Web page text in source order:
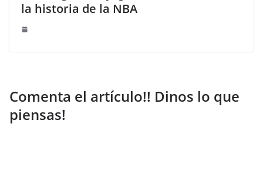
la historia de la NBA
Comenta el artículo!! Dinos lo que
piensas!